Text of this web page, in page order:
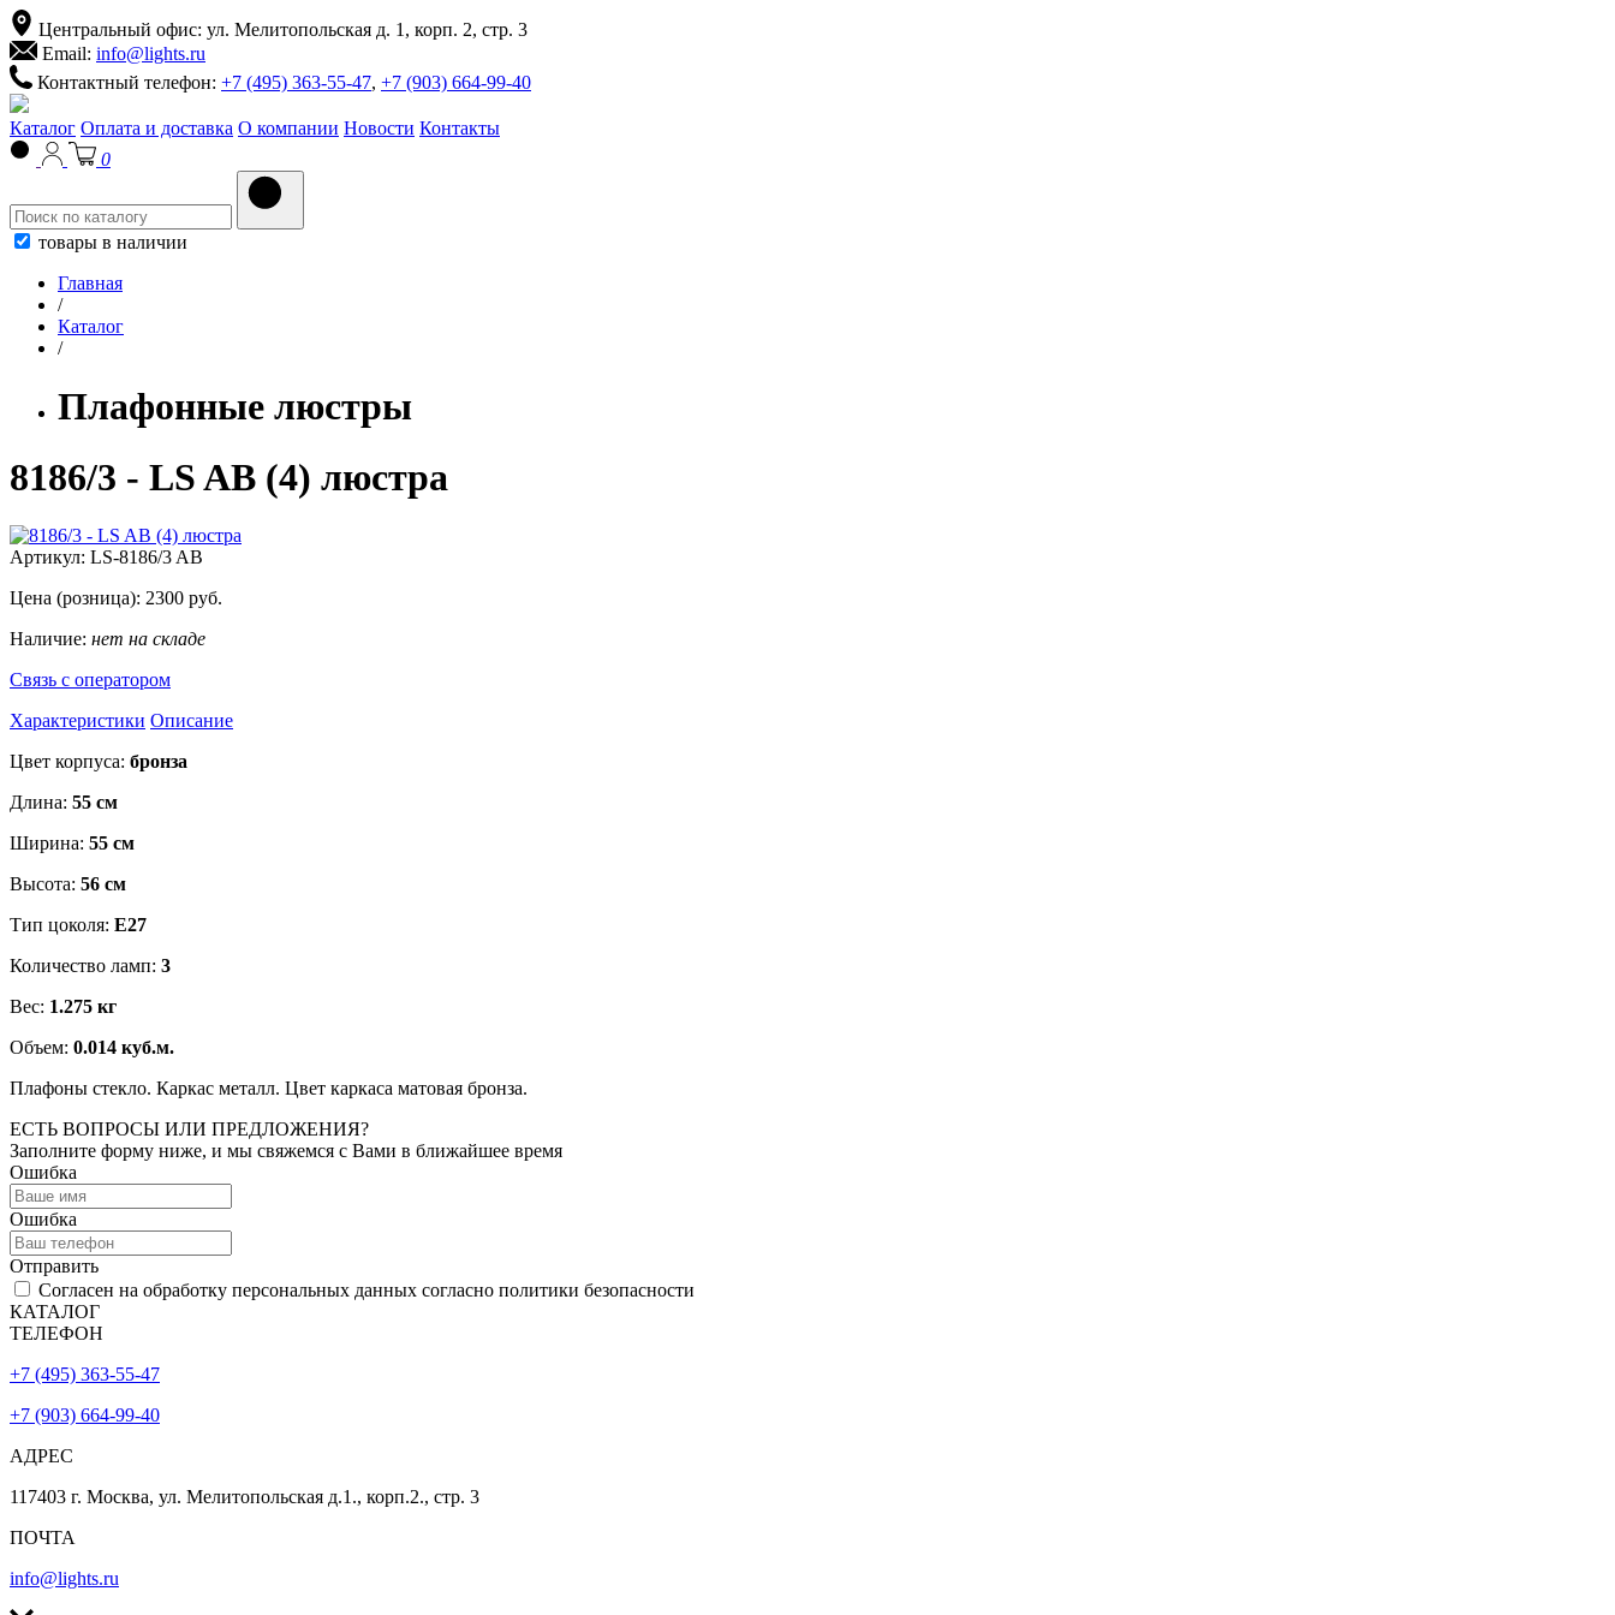
Центральный офис: ул. Мелитопольская д. 1, корп. 2, стр. 3
Email: info@lights.ru
Контактный телефон: +7 (495) 363-55-47, +7 (903) 664-99-40
Каталог Оплата и доставка О компании Новости Контакты
0
товары в наличии
Главная
/
Каталог
/
Плафонные люстры
8186/3 - LS AB (4) люстра
Артикул: LS-8186/3 AB
Цена (розница): 2300 руб.
Наличие: нет на складе
Связь с оператором
Характеристики Описание
Цвет корпуса: бронза
Длина: 55 см
Ширина: 55 см
Высота: 56 см
Тип цоколя: Е27
Количество ламп: 3
Вес: 1.275 кг
Объем: 0.014 куб.м.
Плафоны стекло. Каркас металл. Цвет каркаса матовая бронза.
ЕСТЬ ВОПРОСЫ ИЛИ ПРЕДЛОЖЕНИЯ?
Заполните форму ниже, и мы свяжемся с Вами в ближайшее время
Ошибка
Ошибка
Отправить
Согласен на обработку персональных данных согласно политики безопасности
КАТАЛОГ
ТЕЛЕФОН
+7 (495) 363-55-47
+7 (903) 664-99-40
АДРЕС
117403 г. Москва, ул. Мелитопольская д.1., корп.2., стр. 3
ПОЧТА
info@lights.ru